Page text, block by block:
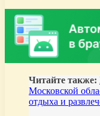
Читайте также:
Московской
отдыха и